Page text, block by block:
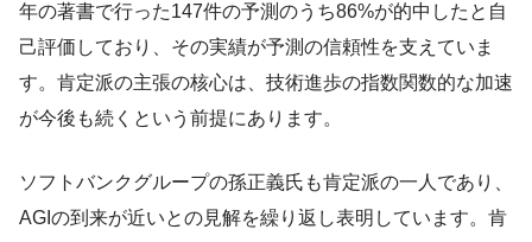
年の著書で行った147件の予測のうち86%が的中したと自
己評価しており、その実績が予測の信頼性を支えていま
す。肯定派の主張の核心は、技術進歩の指数関数的な加速
が今後も続くという前提にあります。
ソフトバンクグループの孫正義氏も肯定派の一人であり、
AGIの到来が近いとの見解を繰り返し表明しています。肯